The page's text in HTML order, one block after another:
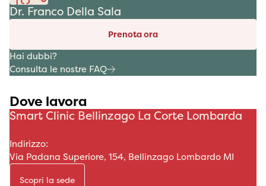
Dr. Franco Della Sala
Prenota ora
Hai dubbi?
Consulta le nostre FAQ
Dove lavora
Smart Clinic Bellinzago La Corte Lombarda
Indirizzo:
Via Padana Superiore, 154, Bellinzago Lombardo MI
Scopri la sede